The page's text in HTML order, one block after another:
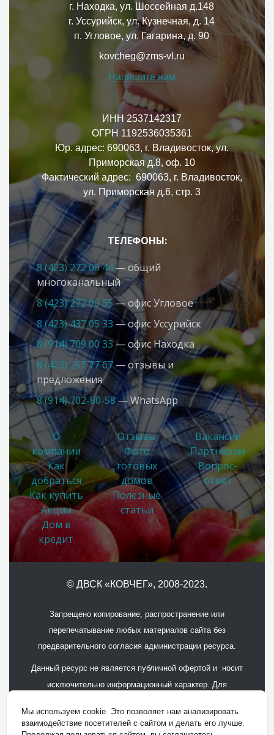
г. Находка, ул. Шоссейная д.148
г. Уссурийск, ул. Кузнечная, д. 14
п. Угловое, ул. Гагарина, д. 90
kovcheg@zms-vl.ru
Напишите нам
ИНН 2537142317
ОГРН 1192536035361
Юр. адрес: 690063, г. Владивосток, ул.
Приморская д.8, оф. 10
Фактический адрес: 690063, г. Владивосток,
ул. Приморская д.6, стр. 3
ТЕЛЕФОНЫ:
8 (423) 272 00 44— общий
многоканальный
8 (423) 272 00 55— офис Угловое
8 (423) 437 05 33 — офис Усcурийск
8 (914) 709 00 33— офис Находка
8 (423) 257 77 67— отзывы и
предложения
8 (914) 702-80-58— WhatsApp
О
компании
Как
добраться
Как купить
Акции
Дом в
кредит
Отзывы
Фото
готовых
домов
Полезные
статьи
Вакансии
Партнерам
Вопрос-
ответ
© ДВСК «КОВЧЕГ», 2008-2023.
Запрещено копирование, распространение или
перепечатывание любых материалов сайта без
предварительного согласия администрации ресурса.
Данный ресурс не является публичной офертой и носит
исключительно информационный характер. Для
продаж.
Мы используем cookie. Это позволяет нам анализировать
взаимодействие посетителей с сайтом и делать его лучше.